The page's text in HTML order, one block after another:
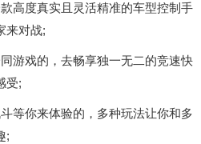
高度真实且灵活精准的车型控制手
来对战;
游戏的，去畅享独一无二的竞速快
受;
等你来体验的，多种玩法让你和多
;